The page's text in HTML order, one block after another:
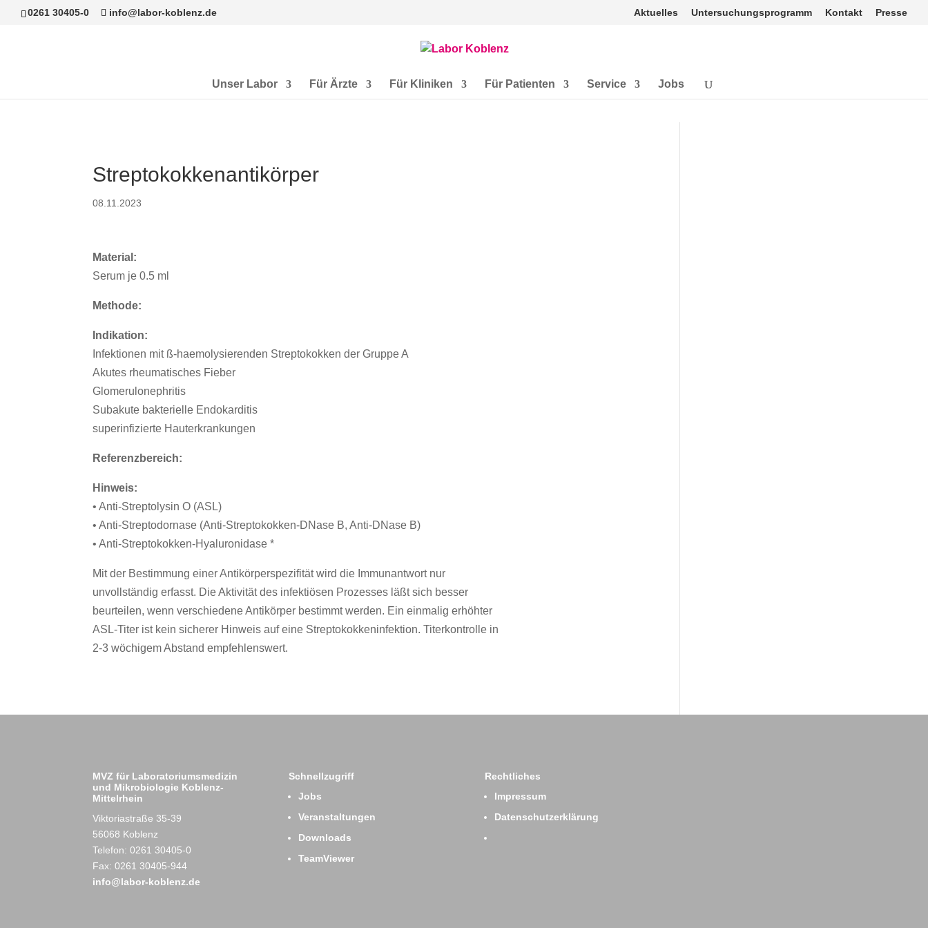
0261 30405-0 info@labor-koblenz.de Aktuelles Untersuchungsprogramm Kontakt Presse
Unser Labor Für Ärzte Für Kliniken Für Patienten Service Jobs
Streptokokkenantikörper
08.11.2023
Material:
Serum je 0.5 ml
Methode:
Indikation:
Infektionen mit ß-haemolysierenden Streptokokken der Gruppe A
Akutes rheumatisches Fieber
Glomerulonephritis
Subakute bakterielle Endokarditis
superinfizierte Hauterkrankungen
Referenzbereich:
Hinweis:
• Anti-Streptolysin O (ASL)
• Anti-Streptodornase (Anti-Streptokokken-DNase B, Anti-DNase B)
• Anti-Streptokokken-Hyaluronidase *
Mit der Bestimmung einer Antikörperspezifität wird die Immunantwort nur
unvollständig erfasst. Die Aktivität des infektiösen Prozesses läßt sich besser
beurteilen, wenn verschiedene Antikörper bestimmt werden. Ein einmalig erhöhter
ASL-Titer ist kein sicherer Hinweis auf eine Streptokokkeninfektion. Titerkontrolle in
2-3 wöchigem Abstand empfehlenswert.
MVZ für Laboratoriumsmedizin
und Mikrobiologie Koblenz-
Mittelrhein
Viktoriastraße 35-39
56068 Koblenz
Telefon: 0261 30405-0
Fax: 0261 30405-944
info@labor-koblenz.de
Schnellzugriff
Jobs
Veranstaltungen
Downloads
TeamViewer
Rechtliches
Impressum
Datenschutzerklärung